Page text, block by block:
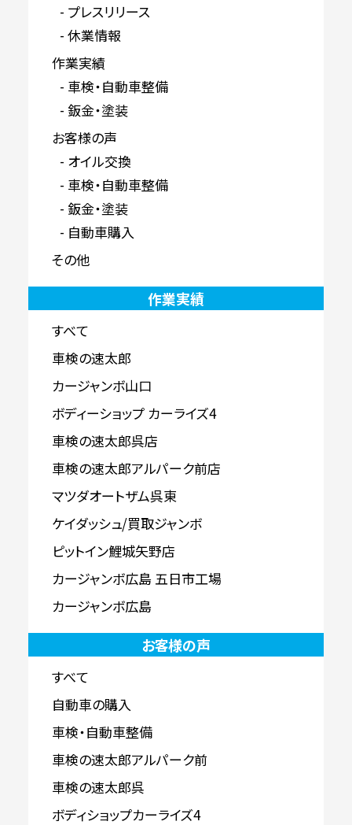
プレスリリース
休業情報
作業実績
車検・自動車整備
鈑金・塗装
お客様の声
オイル交換
車検・自動車整備
鈑金・塗装
自動車購入
その他
作業実績
すべて
車検の速太郎
カージャンボ山口
ボディーショップ カーライズ4
車検の速太郎呉店
車検の速太郎アルパーク前店
マツダオートザム呉東
ケイダッシュ/買取ジャンボ
ピットイン鯉城矢野店
カージャンボ広島 五日市工場
カージャンボ広島
お客様の声
すべて
自動車の購入
車検・自動車整備
車検の速太郎アルパーク前
車検の速太郎呉
ボディショップカーライズ4